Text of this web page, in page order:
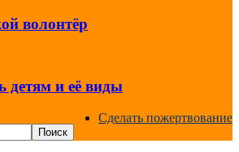
волонтёр
и её виды
Сделать пожертвование